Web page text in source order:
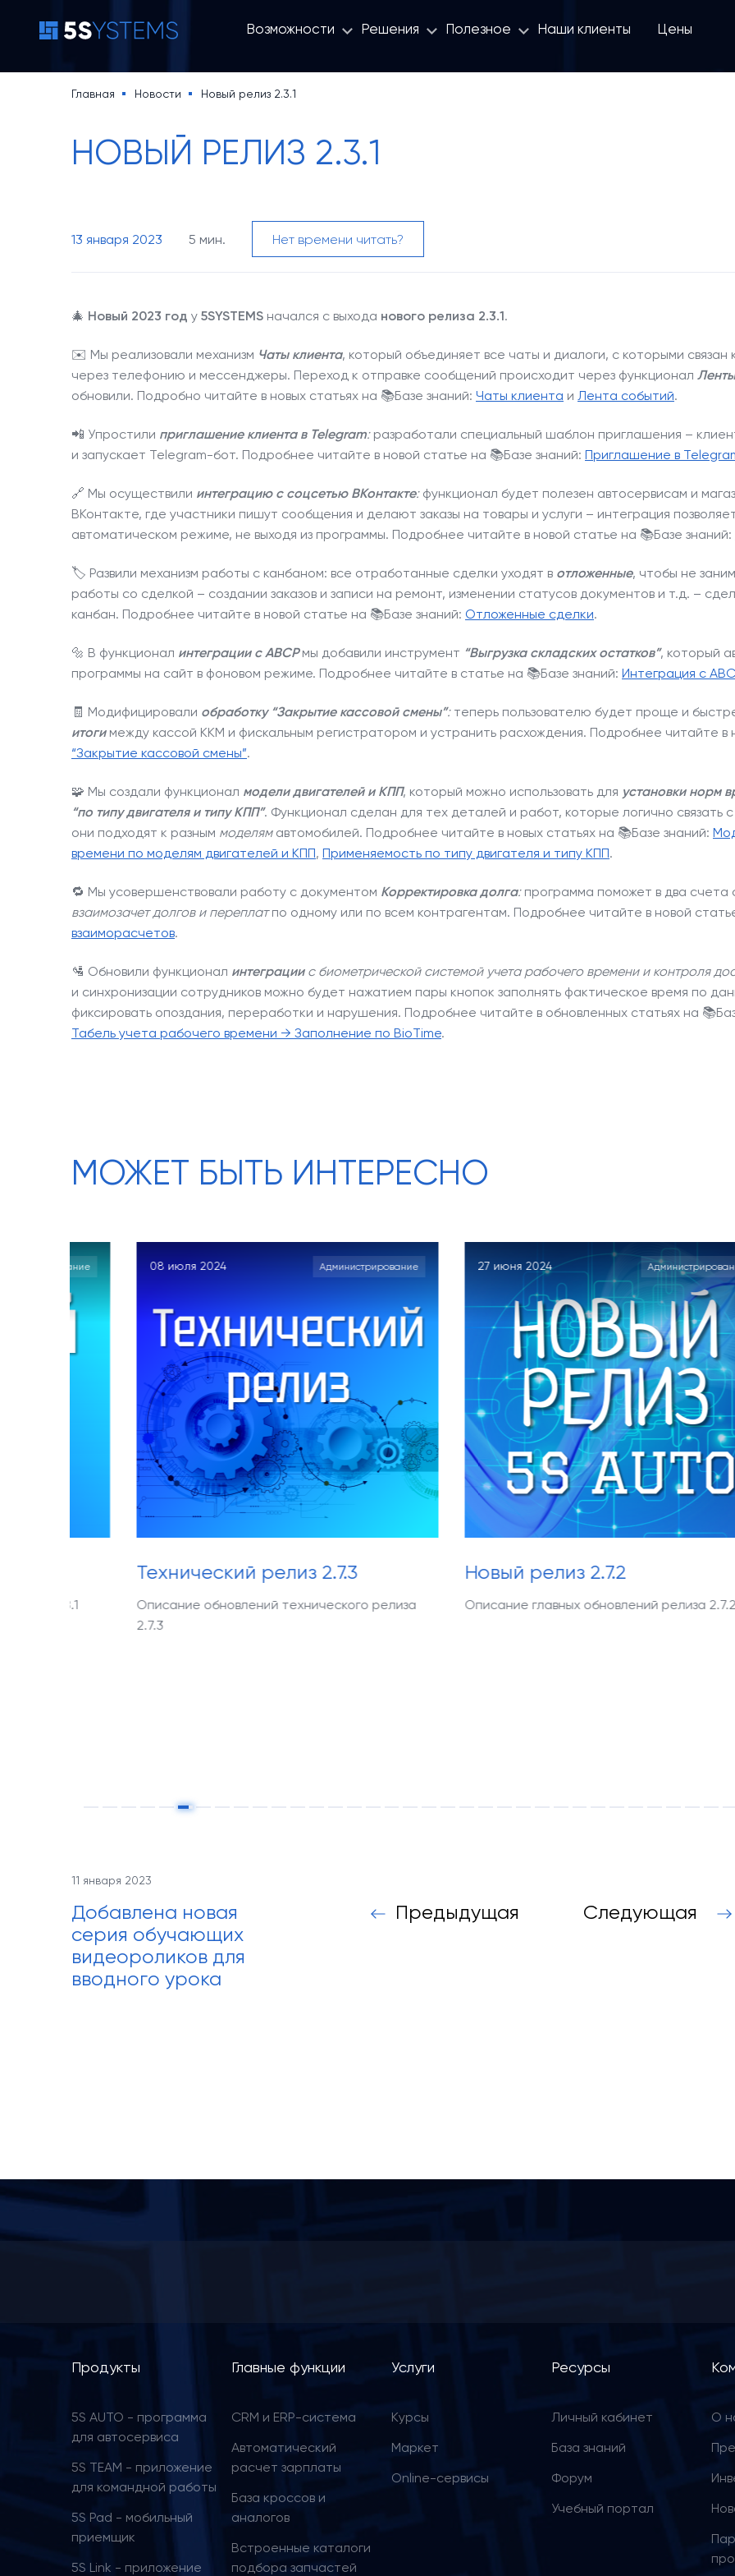
навигация
5S AUTO
Основная
(доп)
Цены
Кейсы
О компании
Наши клиенты
8 800 100
Возможности Решения Полезное Наши клиенты Цены
Строка
навигации
Главная Новости Новый релиз 2.3.1
НОВЫЙ РЕЛИЗ 2.3.1
13 января 2023 5 мин. Нет времени читать?
🎄 Новый 2023 год у 5SYSTEMS начался с выхода нового релиза 2.3.1.
✉️ Мы реализовали механизм Чаты клиента, который объединяет все чаты и диалоги, с которыми
через телефонию и мессенджеры. Переход к отправке сообщений происходит через функционал
обновили. Подробно читайте в новых статьях на 📚Базе знаний: Чаты клиента и Лента событий.
📲 Упростили приглашение клиента в Telegram:разработали специальный шаблон приглашения –
и запускает Telegram-бот. Подробнее читайте в новой статье на 📚Базе знаний: Приглашение в
🔗 Мы осуществили интеграцию с соцсетью ВКонтакте:функционал будет полезен автосервисам и
ВКонтакте, где участники пишут сообщения и делают заказы на товары и услуги – интеграция
автоматическом режиме, не выходя из программы. Подробнее читайте в новой статье на 📚Базе знаний:
🏷️ Развили механизм работы с канбаном: все отработанные сделки уходят в отложенные, чтобы не
работы со сделкой – создании заказов и записи на ремонт, изменении статусов документов и т.д. –
канбан. Подробнее читайте в новой статье на 📚Базе знаний: Отложенные сделки.
🔩 В функционал интеграции с ABCPмы добавили инструмент “Выгрузка складских остатков”, который
программы на сайт в фоновом режиме. Подробнее читайте в статье на 📚Базе знаний: Интеграция с
🧾 Модифицировали обработку “Закрытие кассовой смены”:теперь пользователю будет проще и
итогимежду кассой ККМ и фискальным регистратором и устранить расхождения. Подробнее читайте в
“Закрытие кассовой смены”.
🧩 Мы создали функционал модели двигателей и КПП, который можно использовать для установки норм
“по типу двигателя и типу КПП”. Функционал сделан для тех деталей и работ, которые логично связать
они подходят к разным моделямавтомобилей. Подробнее читайте в новых статьях на 📚Базе знаний:
времени по моделям двигателей и КПП, Применяемость по типу двигателя и типу КПП.
🔁 Мы усовершенствовали работу с документом Корректировка долга:программа поможет в два счета
взаимозачет долгов и переплатпо одному или по всем контрагентам. Подробнее читайте в новой
взаиморасчетов.
🛂 Обновили функционал интеграциис биометрической системой учета рабочего времени и контроля
и синхронизации сотрудников можно будет нажатием пары кнопок заполнять фактическое время по
фиксировать опоздания, переработки и нарушения. Подробнее читайте в обновленных статьях на
Табель учета рабочего времени → Заполнение по BioTime.
МОЖЕТ БЫТЬ ИНТЕРЕСНО
08 июля 2024 Администрирование
Технический релиз 2.7.3
Описание обновлений технического релиза
27 июня 2024 Администрирование
Новый релиз 2.7.2
Описание главных обновлений релиза 2.7.2
24 апреля
Новый
Описание
11 января 2023
Добавлена новая
серия обучающих
видеороликов для
вводного урока
Menu
Продукты
5S AUTO - программа
для автосервиса
5S TEAM - приложение
для командной работы
5S Pad - мобильный
приемщик
5S Link - приложение
Главные функции
CRM и ERP-cистема
Автоматический
расчет зарплаты
База кроссов и
аналогов
Встроенные каталоги
подбора запчастей
Услуги
Курсы
Маркет
Online-сервисы
Ресурсы
Личный кабинет
База знаний
Форум
Учебный портал
О